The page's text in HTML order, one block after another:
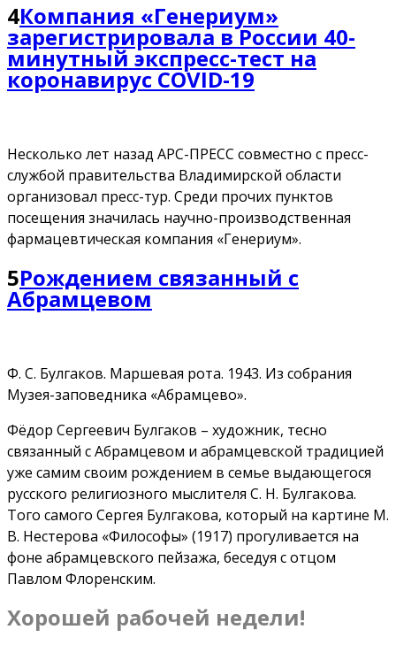
4Компания «Генериум»
зарегистрировала в России 40-
минутный экспресс-тест на
коронавирус COVID-19
Несколько лет назад АРС-ПРЕСС совместно с пресс-
службой правительства Владимирской области
организовал пресс-тур. Среди прочих пунктов
посещения значилась научно-производственная
фармацевтическая компания «Генериум».
5Рождением связанный с
Абрамцевом
Ф. С. Булгаков. Маршевая рота. 1943. Из собрания
Музея-заповедника «Абрамцево».
Фёдор Сергеевич Булгаков – художник, тесно
связанный с Абрамцевом и абрамцевской традицией
уже самим своим рождением в семье выдающегося
русского религиозного мыслителя С. Н. Булгакова.
Того самого Сергея Булгакова, который на картине М.
В. Нестерова «Философы» (1917) прогуливается на
фоне абрамцевского пейзажа, беседуя с отцом
Павлом Флоренским.
Хорошей рабочей недели!